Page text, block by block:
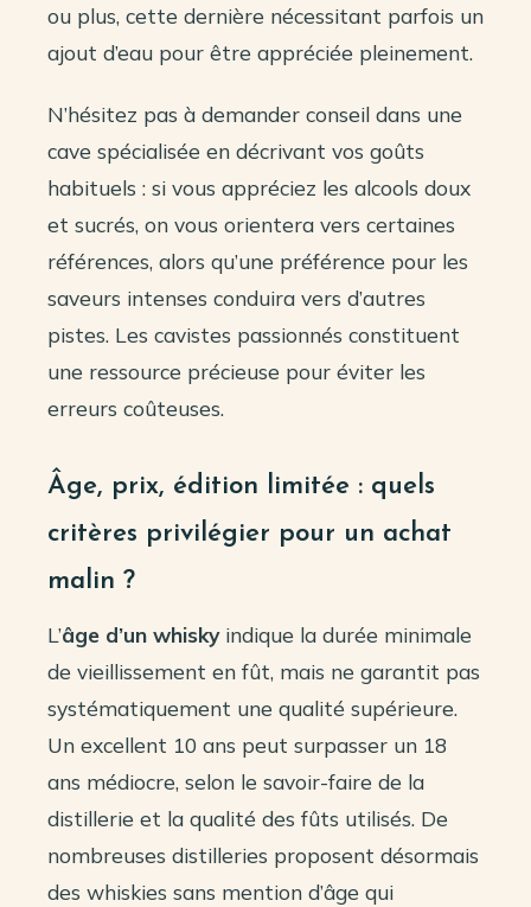
ou plus, cette dernière nécessitant parfois un
ajout d’eau pour être appréciée pleinement.
N’hésitez pas à demander conseil dans une
cave spécialisée en décrivant vos goûts
habituels : si vous appréciez les alcools doux
et sucrés, on vous orientera vers certaines
références, alors qu’une préférence pour les
saveurs intenses conduira vers d’autres
pistes. Les cavistes passionnés constituent
une ressource précieuse pour éviter les
erreurs coûteuses.
Âge, prix, édition limitée : quels
critères privilégier pour un achat
malin ?
L’âge d’un whiskyindique la durée minimale
de vieillissement en fût, mais ne garantit pas
systématiquement une qualité supérieure.
Un excellent 10 ans peut surpasser un 18
ans médiocre, selon le savoir-faire de la
distillerie et la qualité des fûts utilisés. De
nombreuses distilleries proposent désormais
des whiskies sans mention d’âge qui